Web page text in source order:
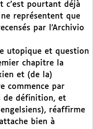
c’est pourtant déjà
représentent que
par l’Archivio
utopique et question
chapitre la
et (de la)
commence par
de définition, et
réaffirme
bien à